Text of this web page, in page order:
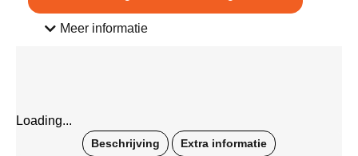
Meer informatie
Loading...
Beschrijving Extra informatie